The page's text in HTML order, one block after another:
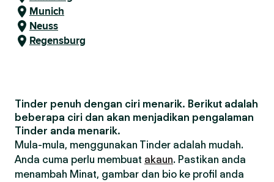
Munich
Neuss
Regensburg
Tinder penuh dengan ciri menarik. Berikut adalah
beberapa ciri dan akan menjadikan pengalaman
Tinder anda menarik.
Mula-mula, menggunakan Tinder adalah mudah.
Anda cuma perlu membuat akaun. Pastikan anda
menambah Minat, gambar dan bio ke profil anda